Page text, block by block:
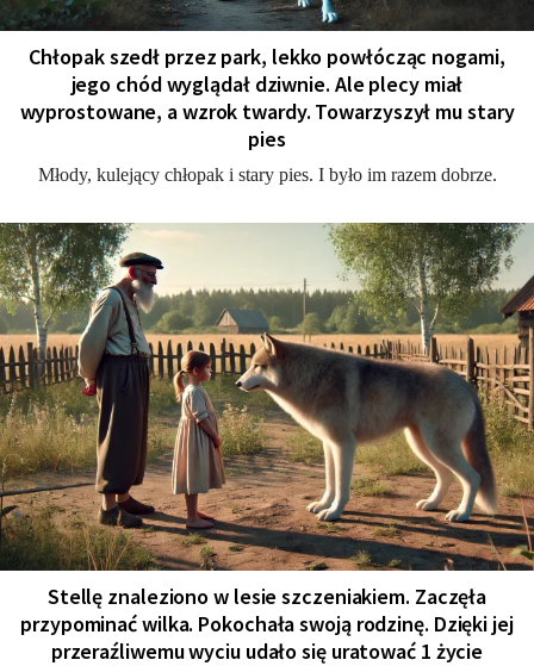
Chłopak szedł przez park, lekko powłócząc nogami,
jego chód wyglądał dziwnie. Ale plecy miał
wyprostowane, a wzrok twardy. Towarzyszył mu stary
pies
Młody, kulejący chłopak i stary pies. I było im razem dobrze.
Stellę znaleziono w lesie szczeniakiem. Zaczęła
przypominać wilka. Pokochała swoją rodzinę. Dzięki jej
przeraźliwemu wyciu udało się uratować 1 życie